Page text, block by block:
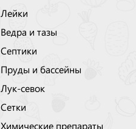
Лейки
Ведра и тазы
Септики
Пруды и бассейны
Лук-севок
Сетки
Химические препараты